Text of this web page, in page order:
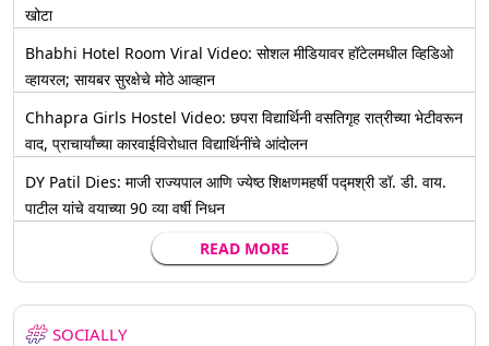
खोटा
Bhabhi Hotel Room Viral Video: सोशल मीडियावर हॉटेलमधील व्हिडिओ
व्हायरल; सायबर सुरक्षेचे मोठे आव्हान
Chhapra Girls Hostel Video: छपरा विद्यार्थिनी वसतिगृह रात्रीच्या भेटीवरून
वाद, प्राचार्यांच्या कारवाईविरोधात विद्यार्थिनींचे आंदोलन
DY Patil Dies: माजी राज्यपाल आणि ज्येष्ठ शिक्षणमहर्षी पद्मश्री डॉ. डी. वाय.
पाटील यांचे वयाच्या 90 व्या वर्षी निधन
READ MORE
SOCIALLY